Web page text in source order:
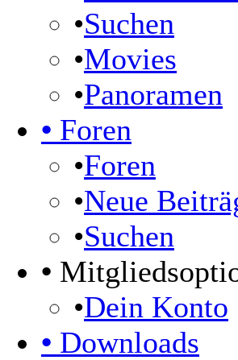
•Suchen
•Movies
•Panoramen
• Foren
•Foren
•Neue
•Suchen
•
•Dein Konto
• Downloads